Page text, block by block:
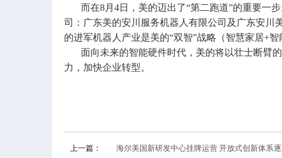
而在8月4日，美的迈出了“第二跑道”的重要一步
司：广东美的安川服务机器人有限公司及广东安川
的进军机器人产业是美的“双智”战略（智慧家居+
面向未来的智能硬件时代，美的将以壮士断臂的
力，加快企业转型。
上一篇： 海尔美国新研发中心挂牌运营 开放式创新体系